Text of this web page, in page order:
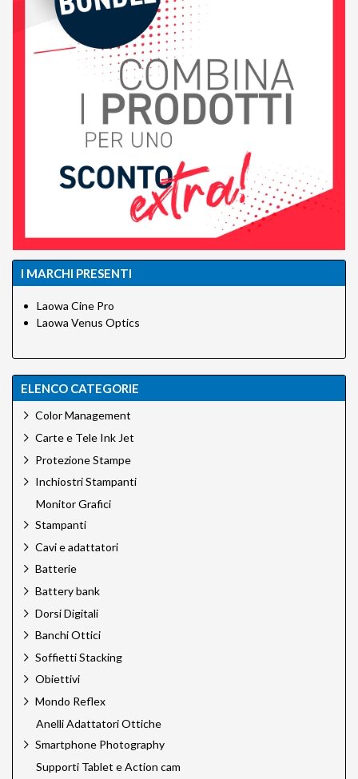
I MARCHI PRESENTI
Laowa Cine Pro
Laowa Venus Optics
ELENCO CATEGORIE
Color Management
Carte e Tele Ink Jet
Protezione Stampe
Inchiostri Stampanti
Monitor Grafici
Stampanti
Cavi e adattatori
Batterie
Battery bank
Dorsi Digitali
Banchi Ottici
Soffietti Stacking
Obiettivi
Mondo Reflex
Anelli Adattatori Ottiche
Smartphone Photography
Supporti Tablet e Action cam